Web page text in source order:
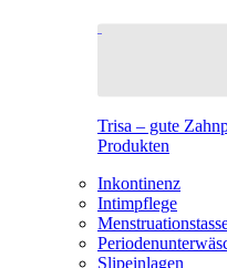
Trisa – gute
Produkten
Inkontinenz
Intimpflege
Slipeinlagen